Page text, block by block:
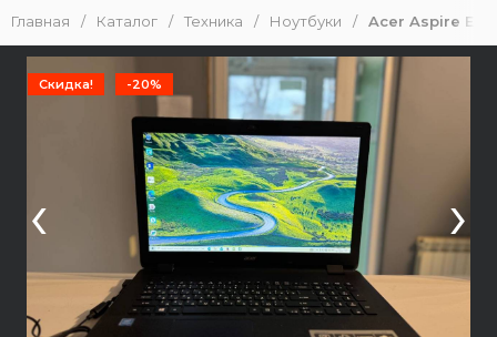
Главная / Каталог / Техника / Ноутбуки / Acer Aspire Es1-
Скидка! -20%
‹ ›